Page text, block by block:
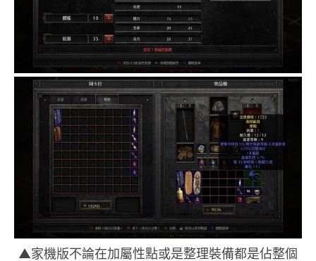
▲家機版不論在加屬性點或是整理裝備都是佔整個